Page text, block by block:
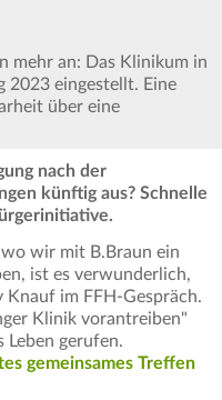
mehr an: Das Klinikum in
2023 eingestellt. Eine
über eine
nach der
künftig aus? Schnelle
wir mit B.Braun ein
ist es verwunderlich,
Knauf im FFH-Gespräch.
Klinik vorantreiben"
gerufen.
gemeinsames Treffen